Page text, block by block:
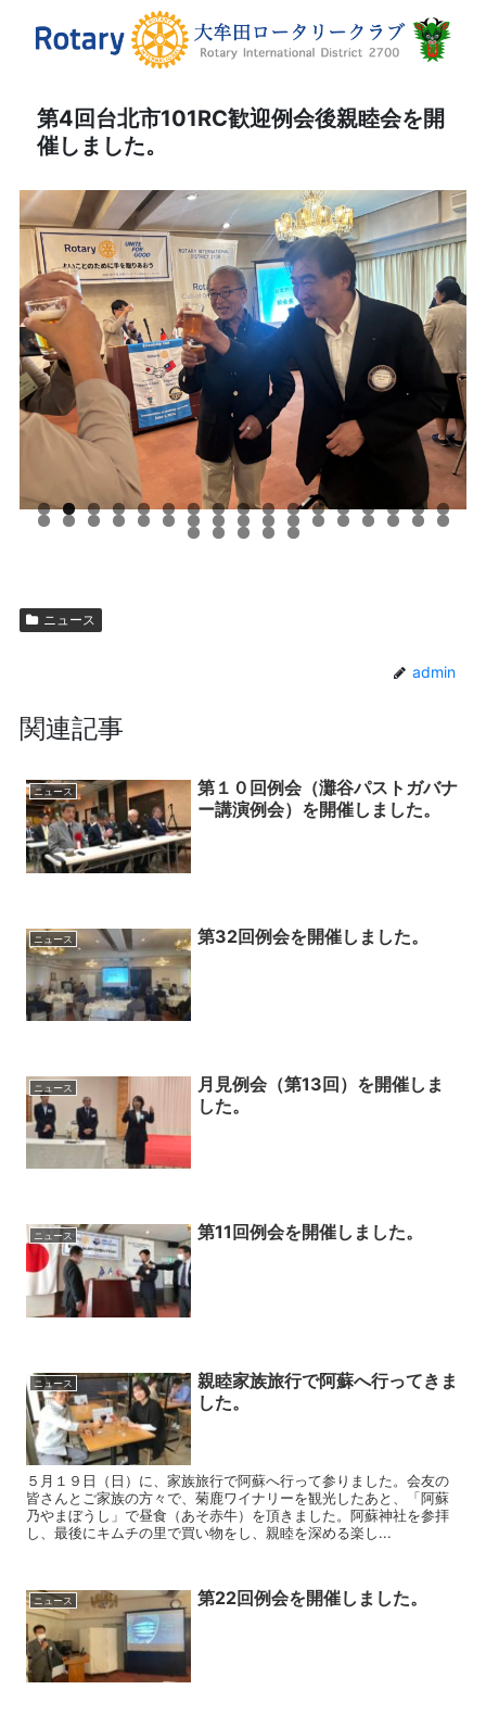
第4回台北市101RC歓迎例会後親睦会を開
催しました。
ニュース
admin
関連記事
ニュース
第１０回例会（灘谷パストガバナ
ー講演例会）を開催しました。
ニュース 第32回例会を開催しました。
ニュース
月見例会（第13回）を開催しま
した。
ニュース 第11回例会を開催しました。
ニュース
親睦家族旅行で阿蘇へ行ってきま
した。
５月１９日（日）に、家族旅行で阿蘇へ行って参りました。会友の
皆さんとご家族の方々で、菊鹿ワイナリーを観光したあと、「阿蘇
乃やまぼうし」で昼食（あそ赤牛）を頂きました。阿蘇神社を参拝
し、最後にキムチの里で買い物をし、親睦を深める楽し...
ニュース 第22回例会を開催しました。